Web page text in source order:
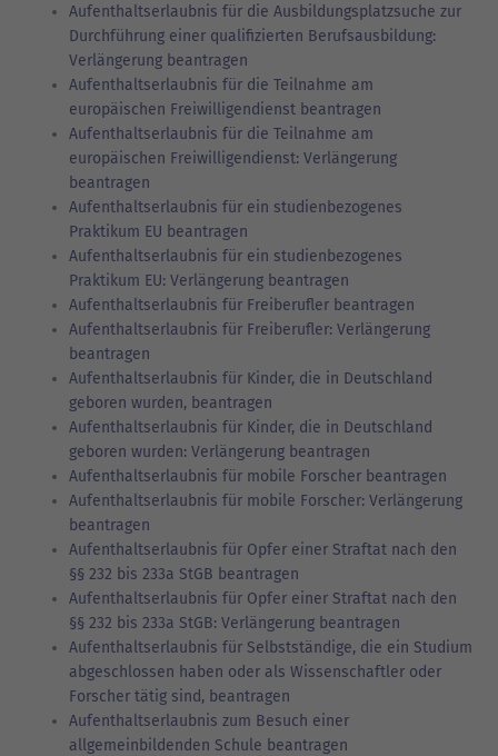
Aufenthaltserlaubnis für die Ausbildungsplatzsuche zur
Durchführung einer qualifizierten Berufsausbildung:
Verlängerung beantragen
Aufenthaltserlaubnis für die Teilnahme am
europäischen Freiwilligendienst beantragen
Aufenthaltserlaubnis für die Teilnahme am
europäischen Freiwilligendienst: Verlängerung
beantragen
Aufenthaltserlaubnis für ein studienbezogenes
Praktikum EU beantragen
Aufenthaltserlaubnis für ein studienbezogenes
Praktikum EU: Verlängerung beantragen
Aufenthaltserlaubnis für Freiberufler beantragen
Aufenthaltserlaubnis für Freiberufler: Verlängerung
beantragen
Aufenthaltserlaubnis für Kinder, die in Deutschland
geboren wurden, beantragen
Aufenthaltserlaubnis für Kinder, die in Deutschland
geboren wurden: Verlängerung beantragen
Aufenthaltserlaubnis für mobile Forscher beantragen
Aufenthaltserlaubnis für mobile Forscher: Verlängerung
beantragen
Aufenthaltserlaubnis für Opfer einer Straftat nach den
§§ 232 bis 233a StGB beantragen
Aufenthaltserlaubnis für Opfer einer Straftat nach den
§§ 232 bis 233a StGB: Verlängerung beantragen
Aufenthaltserlaubnis für Selbstständige, die ein Studium
abgeschlossen haben oder als Wissenschaftler oder
Forscher tätig sind, beantragen
Aufenthaltserlaubnis zum Besuch einer
allgemeinbildenden Schule beantragen